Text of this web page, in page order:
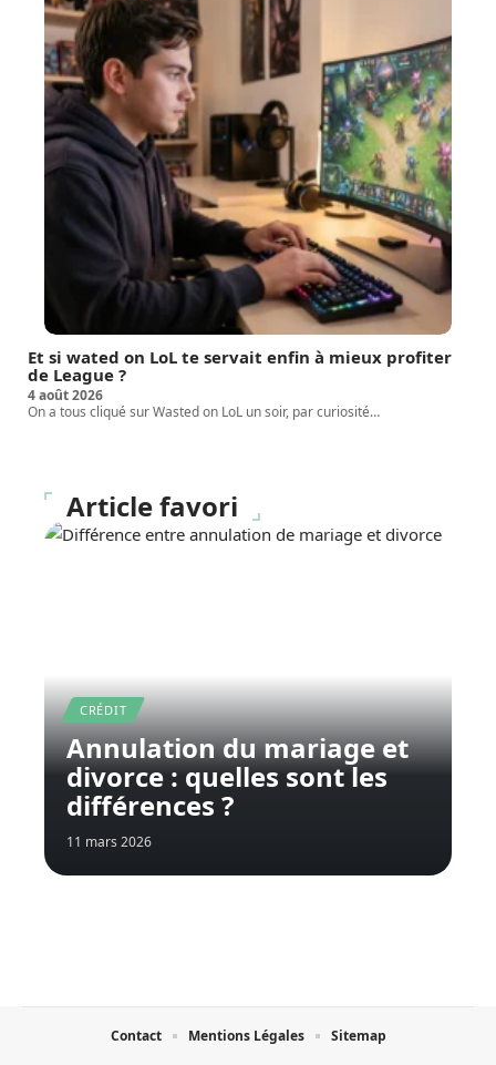
Et si wated on LoL te servait enfin à mieux profiter
de League ?
4 août 2026
On a tous cliqué sur Wasted on LoL un soir, par curiosité…
Article favori
CRÉDIT
Annulation du mariage et
divorce : quelles sont les
différences ?
11 mars 2026
Contact Mentions Légales Sitemap